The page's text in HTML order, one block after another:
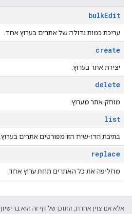
bulkEdit
עריכת כמות גדולה של אתרים בערוץ אחד.
create
יצירת אתר בערוץ.
delete
מוחק אתר מערוץ.
list
בתיבת הדו-שיח הזו מפורטים אתרים בערוץ.
replace
מחליפה את כל האתרים תחת ערוץ אחד.
אלא אם צוין אחרת, התוכן של דף זה הוא ברישיון